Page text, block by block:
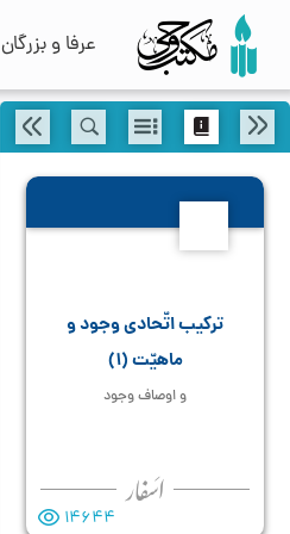
عرفا و بزرگان
ترکیب اتّحادی وجود و
ماهیّت (1)
و اوصاف وجود
14644